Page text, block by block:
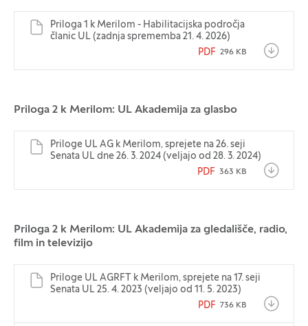
Priloga 1 k Merilom - Habilitacijska področja
članic UL (zadnja sprememba 21. 4. 2026)
PDF 296 KB
Priloga 2 k Merilom: UL Akademija za glasbo
Priloge UL AG k Merilom, sprejete na 26. seji
Senata UL dne 26. 3. 2024 (veljajo od 28. 3. 2024)
PDF 363 KB
Priloga 2 k Merilom: UL Akademija za gledališče, radio,
film in televizijo
Priloge UL AGRFT k Merilom, sprejete na 17. seji
Senata UL 25. 4. 2023 (veljajo od 11. 5. 2023)
PDF 736 KB